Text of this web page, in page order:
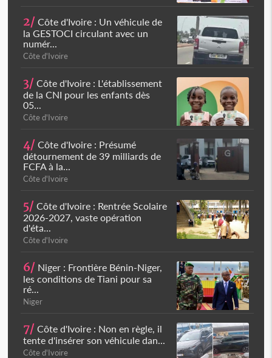
2/ Côte d'Ivoire : Un véhicule de
la GESTOCI circulant avec un
numér...
Côte d'Ivoire
3/ Côte d'Ivoire : L'établissement
de la CNI pour les enfants dès
05...
Côte d'Ivoire
4/ Côte d'Ivoire : Présumé
détournement de 39 milliards de
FCFA à la...
Côte d'Ivoire
5/ Côte d'Ivoire : Rentrée Scolaire
2026-2027, vaste opération
d'éta...
Côte d'Ivoire
6/ Niger : Frontière Bénin-Niger,
les conditions de Tiani pour sa
ré...
Niger
7/ Côte d'Ivoire : Non en règle, il
tente d'insérer son véhicule dan...
Côte d'Ivoire